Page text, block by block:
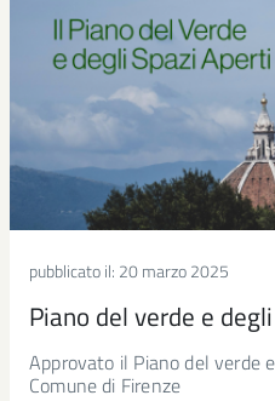
pubblicato il: 20 marzo 2025
Piano del verde e
Approvato il Piano del verde
Comune di Firenze